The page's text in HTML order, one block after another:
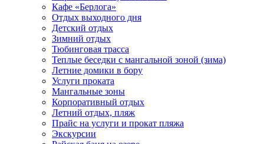
Кафе «Берлога»
Отдых выходного дня
Детский отдых
Зимний отдых
Тюбинговая трасса
Теплые беседки с мангальной зоной (зима)
Летние домики в бору
Услуги проката
Мангальные зоны
Корпоративный отдых
Летний отдых, пляж
Прайс на услуги и прокат пляжа
Экскурсии